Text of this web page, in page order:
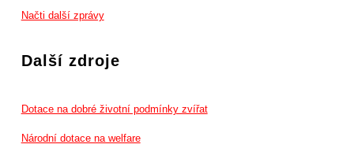
Načti další zprávy
Další zdroje
Dotace na dobré životní podmínky zvířat
Národní dotace na welfare